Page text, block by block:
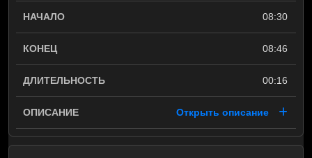
08:30
08:46
00:16
Открыть описание